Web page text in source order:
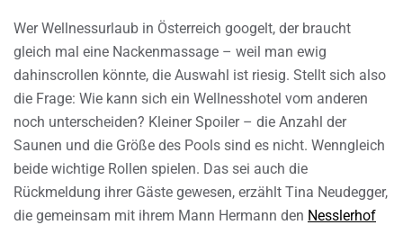
Wer Wellnessurlaub in Österreich googelt, der braucht
gleich mal eine Nackenmassage – weil man ewig
dahinscrollen könnte, die Auswahl ist riesig. Stellt sich also
die Frage: Wie kann sich ein Wellnesshotel vom anderen
noch unterscheiden? Kleiner Spoiler – die Anzahl der
Saunen und die Größe des Pools sind es nicht. Wenngleich
beide wichtige Rollen spielen. Das sei auch die
Rückmeldung ihrer Gäste gewesen, erzählt Tina Neudegger,
die gemeinsam mit ihrem Mann Hermann den Nesslerhof